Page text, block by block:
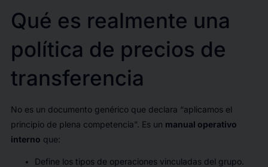
Qué es realmente una
política de precios de
transferencia
No es un documento genérico que declara “aplicamos el
principio de plena competencia”. Es un manual operativo
interno que:
Define los tipos de operaciones vinculadas del grupo.